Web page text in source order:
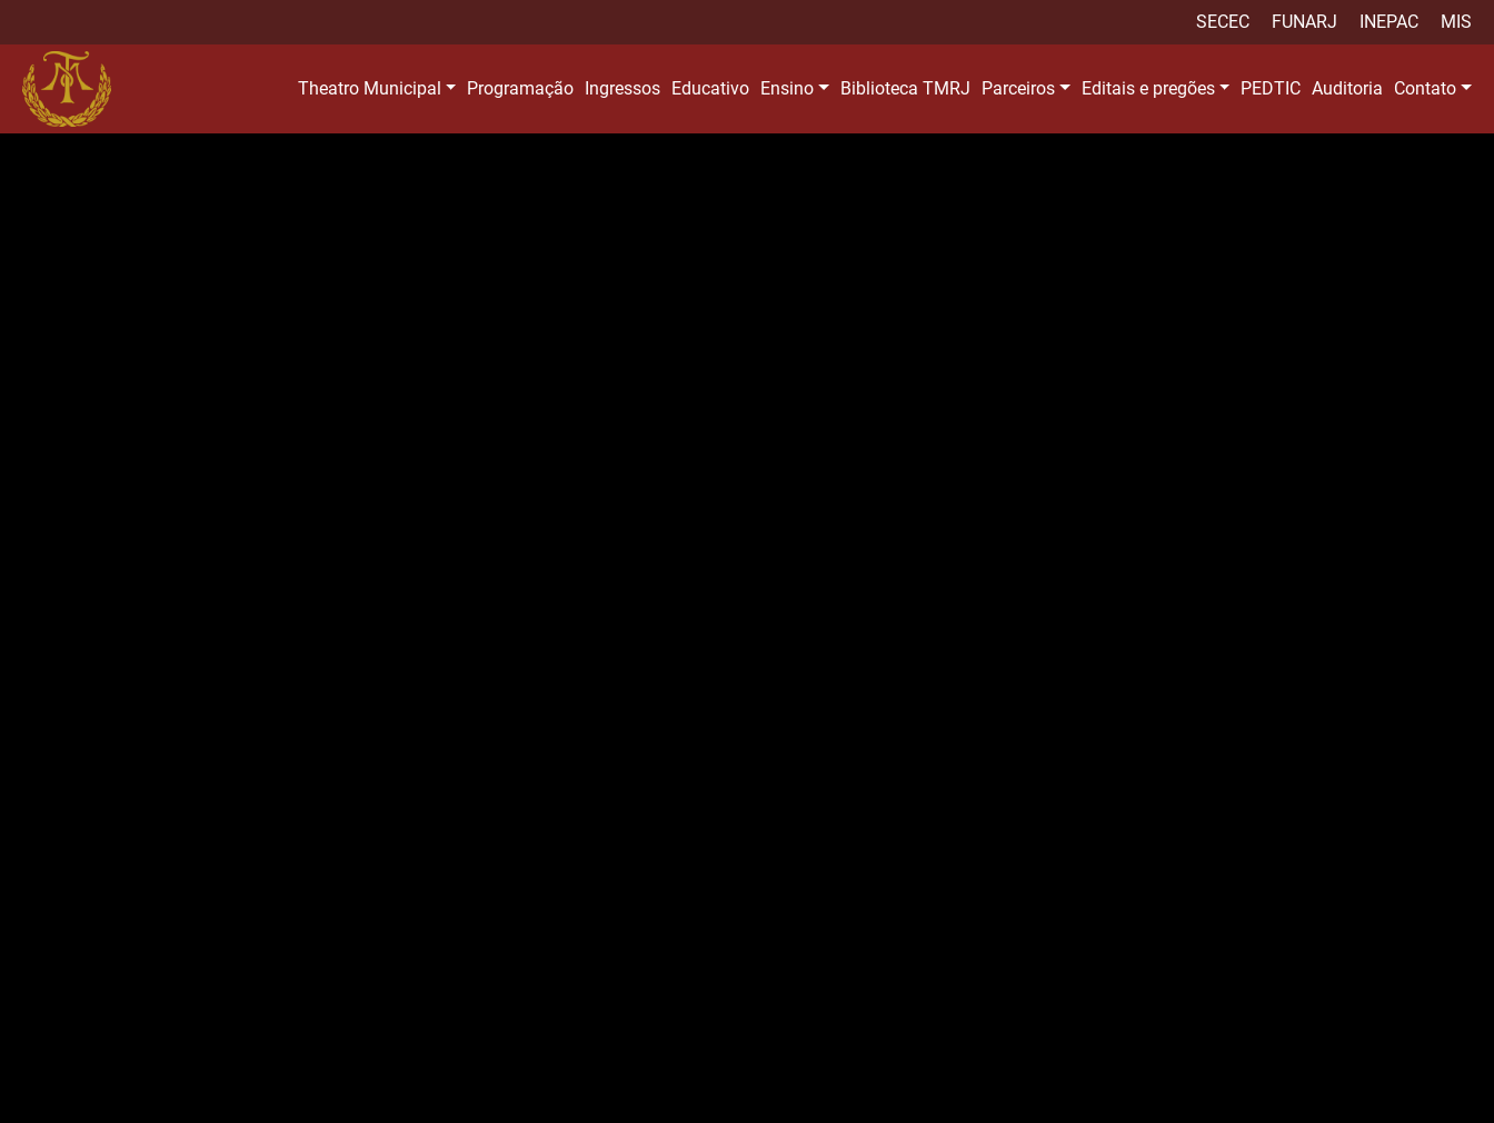
SECEC FUNARJ INEPAC MIS
Theatro Municipal Programação Ingressos Educativo Ensino Biblioteca TMRJ Parceiros Editais e pregões PEDTIC Auditoria Contato